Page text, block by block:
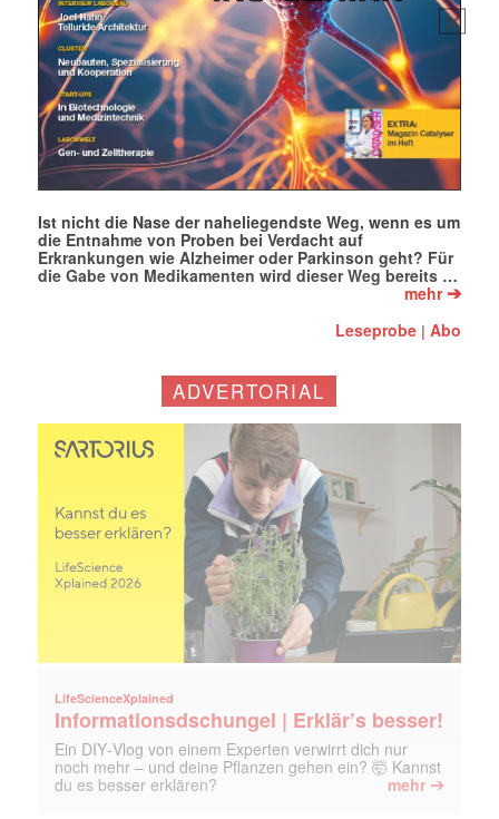
Mit dem |transkript-Newsletter
jede Woche aktuell informiert.
(erforderlich)
Ist nicht die Nase der naheliegendste Weg, wenn es um
die Entnahme von Proben bei Verdacht auf
Erkrankungen wie Alzheimer oder Parkinson geht? Für
die Gabe von Medikamenten wird dieser Weg bereits …
mehr➔
Leseprobe |Abo
ADVERTORIAL
LifeScienceXplained
Informationsdschungel | Erklär’s besser!
Ein DIY‑Vlog von einem Experten verwirrt dich nur
noch mehr – und deine Pflanzen gehen ein? 🤯 Kannst
du es besser erklären?
mehr ➔